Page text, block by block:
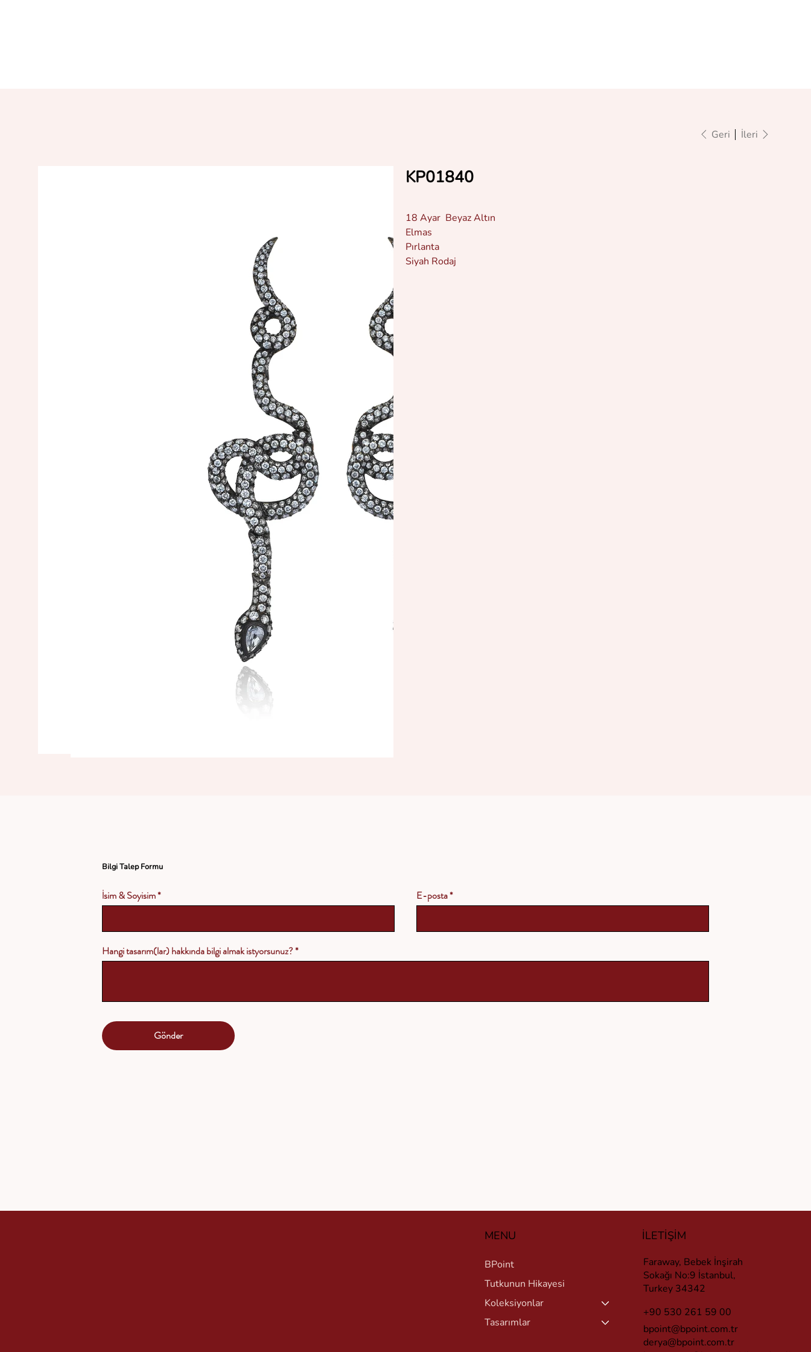
Geri İleri
KP01840
18 Ayar Beyaz Altın
Elmas
Pırlanta
Siyah Rodaj
Bilgi Talep Formu
İsim & Soyisim E-posta
Hangi tasarım(lar) hakkında bilgi almak istyorsunuz?
Gönder
MENU
BPoint
Tutkunun Hikayesi
Koleksiyonlar
Tasarımlar
İLETİŞİM
Faraway, Bebek İnşirah
Sokağı No:9 İstanbul,
Turkey 34342
+90 530 261 59 00
bpoint@bpoint.com.tr
derya@bpoint.com.tr